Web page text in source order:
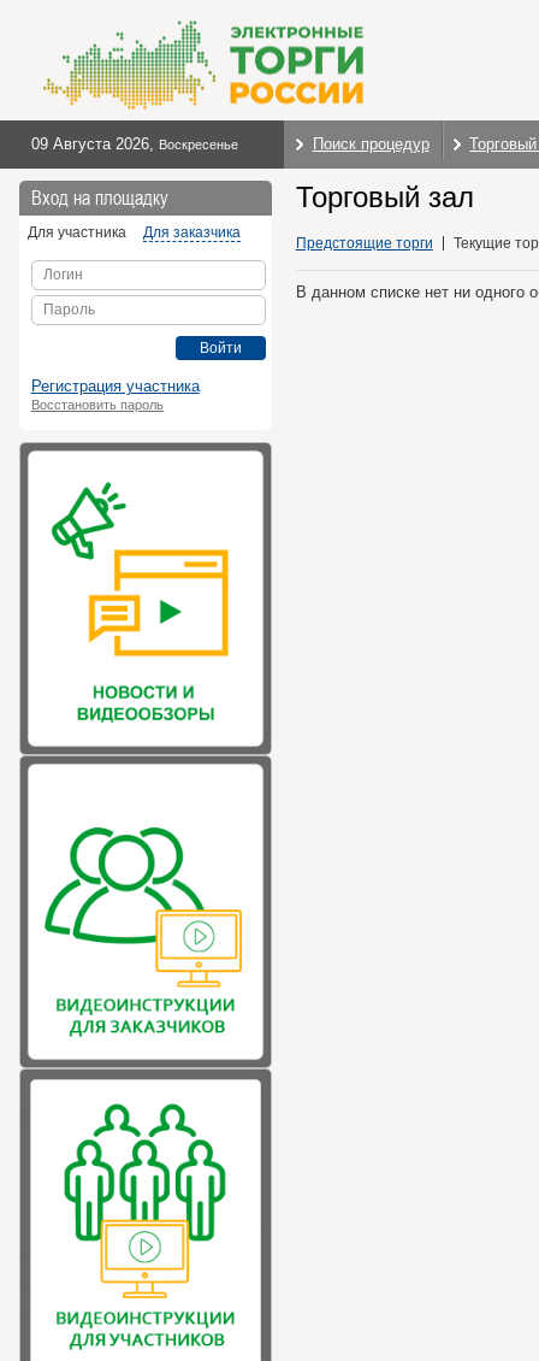
09 Августа 2026, Воскресенье Поиск процедур
Вход на площадку
Для участника Для заказчика
Логин
Пароль
Войти
Регистрация участника
Восстановить пароль
Торговый зал
Предстоящие торги Текущие
В данном списке нет ни одного